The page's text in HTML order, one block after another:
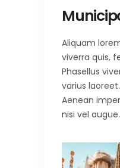
Aliquam
viverra quis,
Phasellus
varius
Aenean
nisi vel augue.